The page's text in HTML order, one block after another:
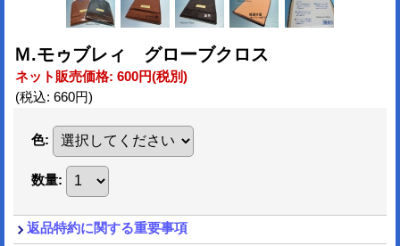
Ｍ.モゥブレィ グローブクロス
ネット販売価格: 600円(税別)
(税込: 660円)
色:
数量:
返品特約に関する重要事項